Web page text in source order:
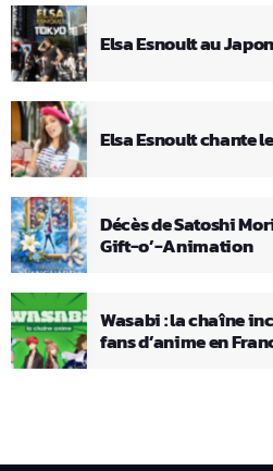
Elsa Esnoult au Japon
Elsa Esnoult chante
Décès de Satoshi
Gift-o’-Animation
Wasabi : la chaîne
fans d’anime en